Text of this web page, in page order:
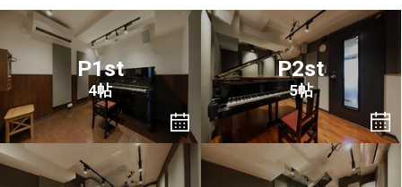
P1st
4帖
P2st
5帖